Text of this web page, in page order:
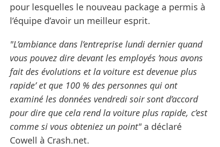
pour lesquelles le nouveau package a permis à
l’équipe d’avoir un meilleur esprit.
"L’ambiance dans l’entreprise lundi dernier quand
vous pouvez dire devant les employés ’nous avons
fait des évolutions et la voiture est devenue plus
rapide’ et que 100 % des personnes qui ont
examiné les données vendredi soir sont d’accord
pour dire que cela rend la voiture plus rapide, c’est
comme si vous obteniez un point"a déclaré
Cowell à Crash.net.